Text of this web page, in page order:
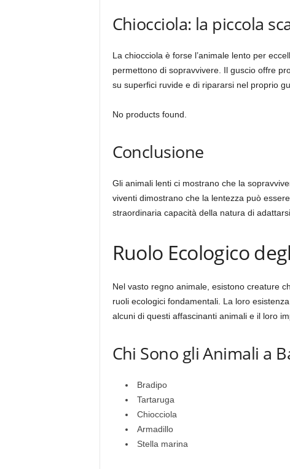
Chiocciola: la piccola
La chiocciola è forse l’animale lento per
permettono di sopravvivere. Il guscio offre
su superfici ruvide e di ripararsi nel proprio
No products found.
Conclusione
Gli animali lenti ci mostrano che la
viventi dimostrano che la lentezza può
straordinaria capacità della natura di
Ruolo Ecologico
Nel vasto regno animale, esistono creature
ruoli ecologici fondamentali. La loro
alcuni di questi affascinanti animali e il loro
Chi Sono gli Animali a
Bradipo
Tartaruga
Chiocciola
Armadillo
Stella marina